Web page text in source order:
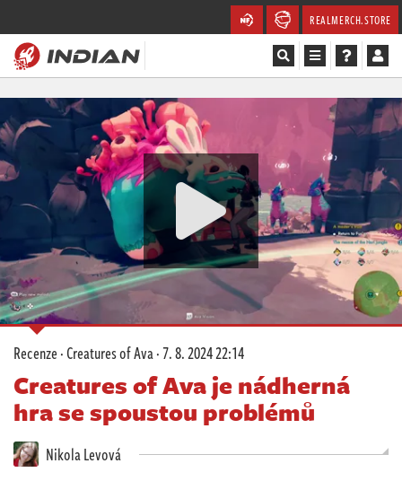
REALMERCH.STORE
Magazín
Recenze
Soutěže
Databáze
Komunita
Redakce
Živě
Recenze·Creatures of Ava·7. 8. 2024 22:14
Creatures of Ava je nádherná
hra se spoustou problémů
Nikola Levová